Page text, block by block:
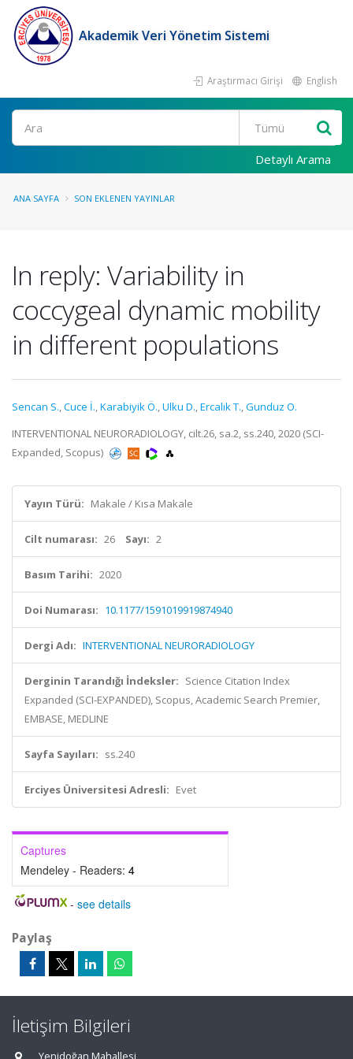
Akademik Veri Yönetim Sistemi
Araştırmacı Girişi English
Ara
Detaylı Arama
ANA SAYFA SON EKLENEN YAYINLAR
In reply: Variability in
coccygeal dynamic mobility
in different populations
Sencan S.,Cuce İ.,Karabiyik Ö.,Ulku D.,Ercalık T.,Gunduz O.
INTERVENTIONAL NEURORADIOLOGY, cilt.26, sa.2, ss.240, 2020 (SCI-
Expanded, Scopus)
Yayın Türü: Makale / Kısa Makale
Cilt numarası: 26 Sayı: 2
Basım Tarihi: 2020
Doi Numarası: 10.1177/1591019919874940
Dergi Adı: INTERVENTIONAL NEURORADIOLOGY
Derginin Tarandığı İndeksler: Science Citation Index
Expanded (SCI-EXPANDED), Scopus, Academic Search Premier,
EMBASE, MEDLINE
Sayfa Sayıları: ss.240
Erciyes Üniversitesi Adresli: Evet
Captures
Mendeley - Readers: 4
- see details
Paylaş
İletişim Bilgileri
Yenidoğan Mahallesi